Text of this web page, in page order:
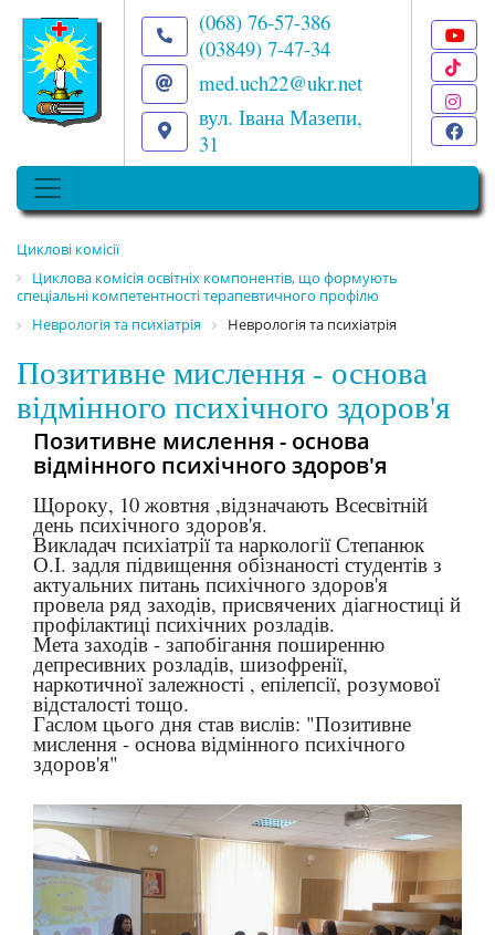
(068) 76-57-386
(03849) 7-47-34
med.uch22@ukr.net
вул. Івана Мазепи,
31
Циклові комісії
Циклова комісія освітніх компонентів, що формують
спеціальні компетентності терапевтичного профілю
Неврологія та психіатрія
Неврологія та психіатрія
Позитивне мислення - основа
відмінного психічного здоров'я
Позитивне мислення - основа
відмінного психічного здоров'я
Щороку, 10 жовтня ,відзначають Всесвітній
день психічного здоров'я.
Викладач психіатрії та наркології Степанюк
О.І. задля підвищення обізнаності студентів з
актуальних питань психічного здоров'я
провела ряд заходів, присвячених діагностиці й
профілактиці психічних розладів.
Мета заходів - запобігання поширенню
депресивних розладів, шизофренії,
наркотичної залежності , епілепсії, розумової
відсталості тощо.
Гаслом цього дня став вислів: "Позитивне
мислення - основа відмінного психічного
здоров'я"